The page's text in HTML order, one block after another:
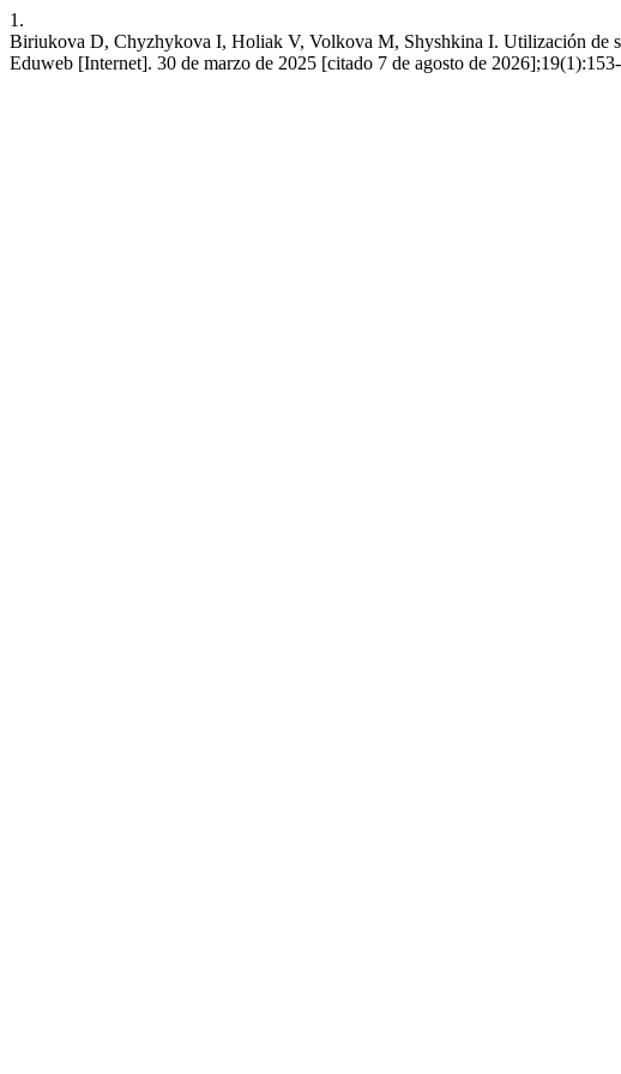
1.
Biriukova D, Chyzhykova I, Holiak V, Volkova M, Shyshkina I. Utilización de
Eduweb [Internet]. 30 de marzo de 2025 [citado 7 de agosto de